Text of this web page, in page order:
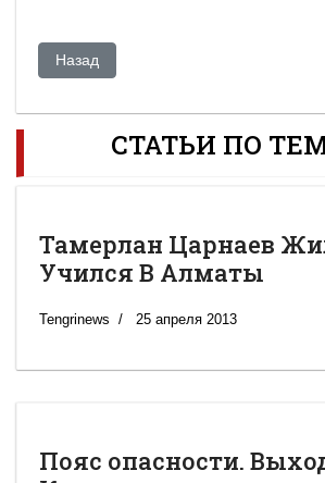
Предыдущий: Казахстан:
Назад
СТАТЬИ ПО
Тамерлан Царнаев
Учился В Алматы
Tengrinews 25 апреля 2013
Пояс опасности.